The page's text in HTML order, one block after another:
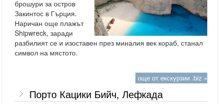
брошури за остров
Закинтос в Гърция.
Наричан още плажът
Shipwreck, заради
разбилият се и изоставен през миналия век кораб, станал
символ на мястото.
още от екскурзии .biz »
Порто Кацики Бийч, Лефкада